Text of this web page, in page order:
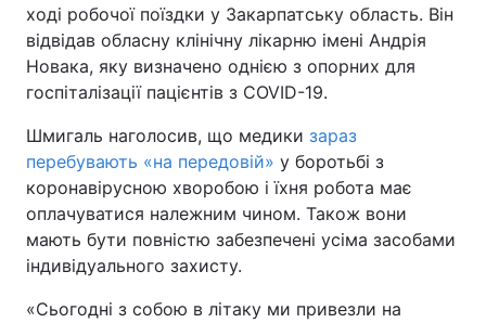
ході робочої поїздки у Закарпатську область. Він
відвідав обласну клінічну лікарню імені Андрія
Новака, яку визначено однією з опорних для
госпіталізації пацієнтів з COVID-19.
Шмигаль наголосив, що медики зараз
перебувають «на передовій» у боротьбі з
коронавірусною хворобою і їхня робота має
оплачуватися належним чином. Також вони
мають бути повністю забезпечені усіма засобами
індивідуального захисту.
«Сьогодні з собою в літаку ми привезли на